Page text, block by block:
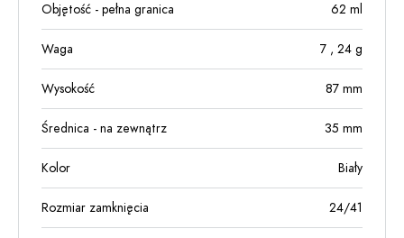
Objętość - pełna granica 62 ml
Waga 7 , 24 g
Wysokość 87 mm
Średnica - na zewnątrz 35 mm
Kolor Biały
Rozmiar zamknięcia 24/41